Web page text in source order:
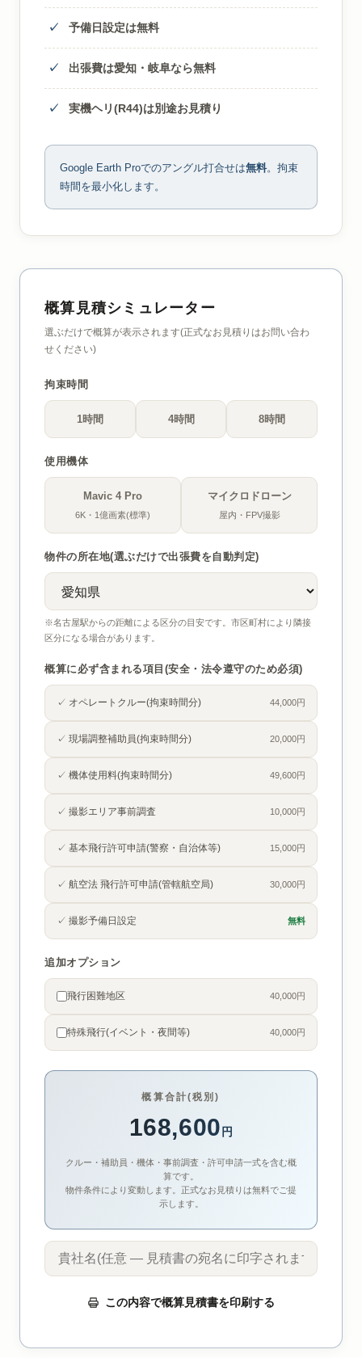
予備日設定は無料
出張費は愛知・岐阜なら無料
実機ヘリ(R44)は別途お見積り
Google Earth Proでのアングル打合せは無料。拘束
時間を最小化します。
概算見積シミュレーター
選ぶだけで概算が表示されます(正式なお見積りはお問い合わ
せください)
拘束時間
1時間 4時間 8時間
使用機体
Mavic 4 Pro
6K・1億画素(標準)
マイクロドローン
屋内・FPV撮影
物件の所在地(選ぶだけで出張費を自動判定)
※名古屋駅からの距離による区分の目安です。市区町村により隣接
区分になる場合があります。
概算に必ず含まれる項目(安全・法令遵守のため必須)
✓ オペレートクルー(拘束時間分) 44,000円
✓ 現場調整補助員(拘束時間分) 20,000円
✓ 機体使用料(拘束時間分) 49,600円
✓ 撮影エリア事前調査 10,000円
✓ 基本飛行許可申請(警察・自治体等) 15,000円
✓ 航空法 飛行許可申請(管轄航空局) 30,000円
✓ 撮影予備日設定 無料
追加オプション
飛行困難地区 40,000円
特殊飛行(イベント・夜間等) 40,000円
概算合計(税別)
168,600 円
クルー・補助員・機体・事前調査・許可申請一式を含む概
算です。
物件条件により変動します。正式なお見積りは無料でご提
示します。
この内容で概算見積書を印刷する